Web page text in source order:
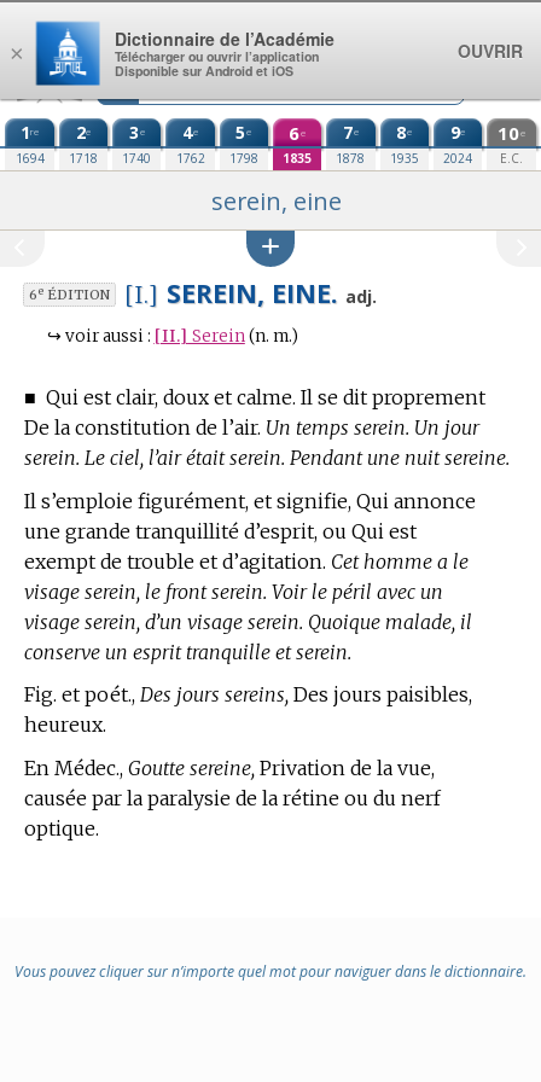
Aller au contenu
1re
1694
2e
1718
3e
1740
4e
1762
5e
1798
6e
1835
7e
1878
8e
1935
9e
2024
10e
E.C.
serein, eine
6eÉDITION [I.] SEREIN, EINE. adj.
↪ voir aussi : [II.] Serein (n. m.)
■ Qui est clair, doux et calme. Il se dit proprement
De la constitution de l’air. Un temps serein. Un jour
serein. Le ciel, l’air était serein. Pendant une nuit sereine.
Il s’emploie figurément, et signifie, Qui annonce
une grande tranquillité d’esprit, ou Qui est
exempt de trouble et d’agitation. Cet homme a le
visage serein, le front serein. Voir le péril avec un
visage serein, d’un visage serein. Quoique malade, il
conserve un esprit tranquille et serein.
Fig. et poét., Des jours sereins, Des jours paisibles,
heureux.
En Médec., Goutte sereine, Privation de la vue,
causée par la paralysie de la rétine ou du nerf
optique.
Vous pouvez cliquer sur n’importe quel mot pour naviguer dans le dictionnaire.
×
Dictionnaire de l’Académie
Télécharger ou ouvrir l’application
Disponible sur Android et iOS
OUVRIR